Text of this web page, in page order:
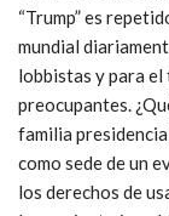
“Trump” es
mundial
lobbistas y para el
preocupantes.
familia
como sede de un
los derechos de